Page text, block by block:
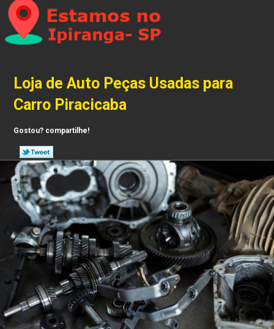
Loja de Auto Peças Usadas para
Carro Piracicaba
Gostou? compartilhe!